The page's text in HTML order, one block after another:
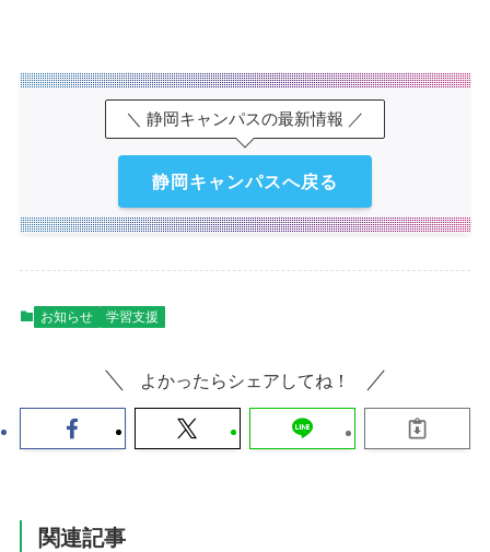
＼ 静岡キャンパスの最新情報 ／
静岡キャンパスへ戻る
お知らせ 学習支援
よかったらシェアしてね！
関連記事